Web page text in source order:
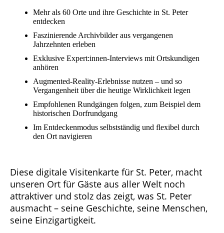
Mehr als 60 Orte und ihre Geschichte in St. Peter
entdecken
Faszinierende Archivbilder aus vergangenen
Jahrzehnten erleben
Exklusive Expert:innen-Interviews mit Ortskundigen
anhören
Augmented-Reality-Erlebnisse nutzen – und so
Vergangenheit über die heutige Wirklichkeit legen
Empfohlenen Rundgängen folgen, zum Beispiel dem
historischen Dorfrundgang
Im Entdeckenmodus selbstständig und flexibel durch
den Ort navigieren
Diese digitale Visitenkarte für St. Peter, macht
unseren Ort für Gäste aus aller Welt noch
attraktiver und stolz das zeigt, was St. Peter
ausmacht – seine Geschichte, seine Menschen,
seine Einzigartigkeit.